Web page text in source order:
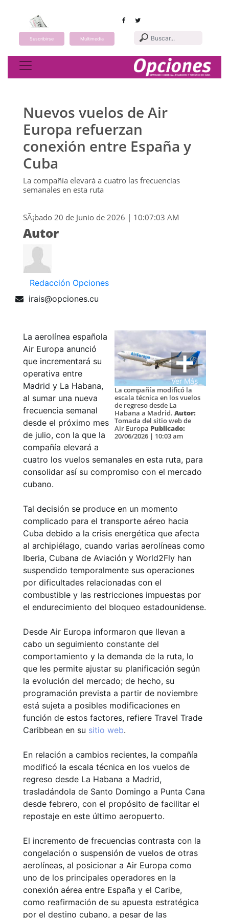
Suscribirse Multimedia
Toggle navigation
Nuevos vuelos de Air
Europa refuerzan
conexión entre España y
Cuba
La compañía elevará a cuatro las frecuencias
semanales en esta ruta
SÃ¡bado 20 de Junio de 2026 | 10:07:03 AM
Autor
Redacción Opciones
irais@opciones.cu
Ver Más
La compañía modificó la
escala técnica en los vuelos
de regreso desde La
Habana a Madrid. Autor:
Tomada del sitio web de
Air Europa Publicado:
20/06/2026 | 10:03 am
La aerolínea española
Air Europa anunció
que incrementará su
operativa entre
Madrid y La Habana,
al sumar una nueva
frecuencia semanal
desde el próximo mes
de julio, con la que la
compañía elevará a
cuatro los vuelos semanales en esta ruta, para
consolidar así su compromiso con el mercado
cubano.
Tal decisión se produce en un momento
complicado para el transporte aéreo hacia
Cuba debido a la crisis energética que afecta
al archipiélago, cuando varias aerolíneas como
Iberia, Cubana de Aviación y World2Fly han
suspendido temporalmente sus operaciones
por dificultades relacionadas con el
combustible y las restricciones impuestas por
el endurecimiento del bloqueo estadounidense.
Desde Air Europa informaron que llevan a
cabo un seguimiento constante del
comportamiento y la demanda de la ruta, lo
que les permite ajustar su planificación según
la evolución del mercado; de hecho, su
programación prevista a partir de noviembre
está sujeta a posibles modificaciones en
función de estos factores, refiere Travel Trade
Caribbean en su sitio web.
En relación a cambios recientes, la compañía
modificó la escala técnica en los vuelos de
regreso desde La Habana a Madrid,
trasladándola de Santo Domingo a Punta Cana
desde febrero, con el propósito de facilitar el
repostaje en este último aeropuerto.
El incremento de frecuencias contrasta con la
congelación o suspensión de vuelos de otras
aerolíneas, al posicionar a Air Europa como
uno de los principales operadores en la
conexión aérea entre España y el Caribe,
como reafirmación de su apuesta estratégica
por el destino cubano, a pesar de las